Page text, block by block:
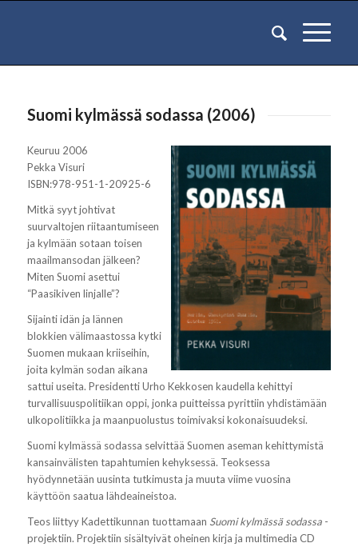
Suomi kylmässä sodassa (2006)
Keuruu 2006
Pekka Visuri
ISBN:978-951-1-20925-6
Mitkä syyt johtivat
suurvaltojen riitaantumiseen
ja kylmään sotaan toisen
maailmansodan jälkeen?
Miten Suomi asettui
“Paasikiven linjalle”?
Sijainti idän ja lännen
blokkien välimaastossa kytki
Suomen mukaan kriiseihin,
joita kylmän sodan aikana
sattui useita. Presidentti Urho Kekkosen kaudella kehittyi
turvallisuuspolitiikan oppi, jonka puitteissa pyrittiin yhdistämään
ulkopolitiikka ja maanpuolustus toimivaksi kokonaisuudeksi.
Suomi kylmässä sodassa selvittää Suomen aseman kehittymistä
kansainvälisten tapahtumien kehyksessä. Teoksessa
hyödynnetään uusinta tutkimusta ja muuta viime vuosina
käyttöön saatua lähdeaineistoa.
Teos liittyy Kadettikunnan tuottamaan Suomi kylmässä sodassa-
projektiin. Projektiin sisältyivät oheinen kirja ja multimedia CD